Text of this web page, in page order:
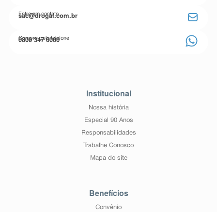
Entre em contato
sac@drogal.com.br
Compre pelo telefone
0800 347 0000
Institucional
Nossa história
Especial 90 Anos
Responsabilidades
Trabalhe Conosco
Mapa do site
Benefícios
Convênio